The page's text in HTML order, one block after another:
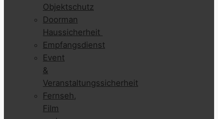
Objektschutz
Doorman
Haussicherheit
Empfangsdienst
Event
&
Veranstaltungssicherheit
Fernseh,
Film